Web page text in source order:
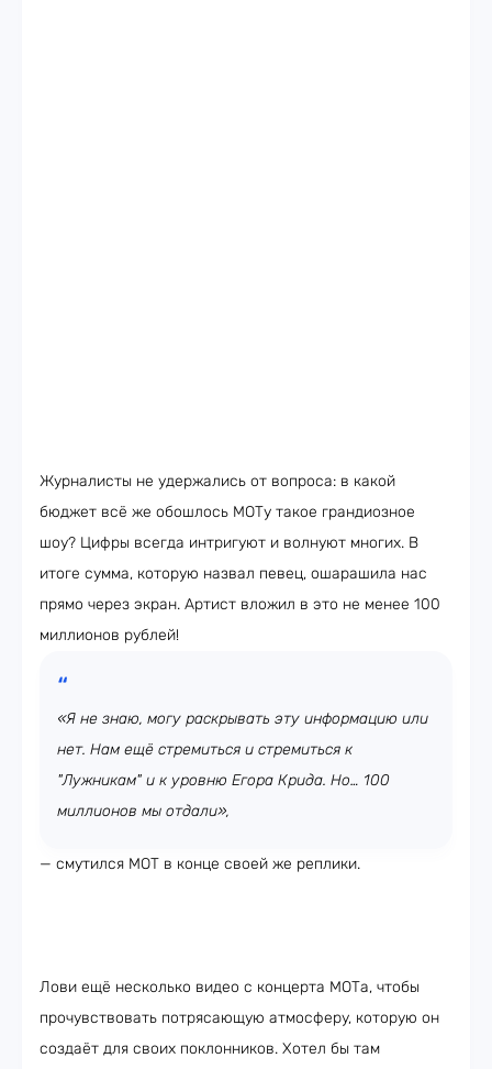
Журналисты не удержались от вопроса: в какой
бюджет всё же обошлось МОТу такое грандиозное
шоу? Цифры всегда интригуют и волнуют многих. В
итоге сумма, которую назвал певец, ошарашила нас
прямо через экран. Артист вложил в это не менее 100
миллионов рублей!
«Я не знаю, могу раскрывать эту информацию или
нет. Нам ещё стремиться и стремиться к
"Лужникам" и к уровню Егора Крида. Но… 100
миллионов мы отдали»,
— смутился МОТ в конце своей же реплики.
Лови ещё несколько видео с концерта МОТа, чтобы
прочувствовать потрясающую атмосферу, которую он
создаёт для своих поклонников. Хотел бы там